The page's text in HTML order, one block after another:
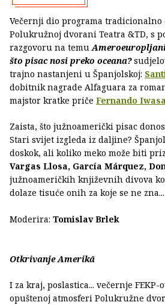
Večernji dio programa tradicionalno
Polukružnoj dvorani Teatra &TD, s
razgovoru na temu
što pisac nosi preko oceana?
trajno nastanjeni u Španjolskoj:
dobitnik nagrade Alfaguara za
majstor kratke priče Fernando
Zaista, što južnoamerički pisac
Stari svijet izgleda iz daljine?
doskok, ali koliko meko može biti
Vargas Llosa, García Márquez,
južnoameričkih književnih divova
dolaze tisuće onih za koje se ne zna...
Moderira: Tomislav Brlek
Otkrivanje Amerikā
I za kraj, poslastica... večernje
opuštenoj atmosferi Polukružne